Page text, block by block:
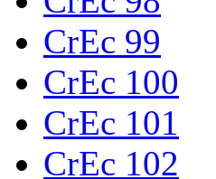
CrEc 99
CrEc 100
CrEc 101
CrEc 102